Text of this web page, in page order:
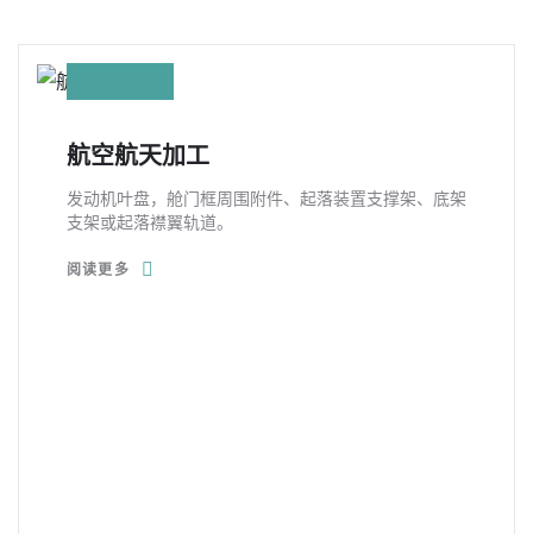
航空航天加工
发动机叶盘，舱门框周围附件、起落装置支撑架、底架
支架或起落襟翼轨道。
阅读更多